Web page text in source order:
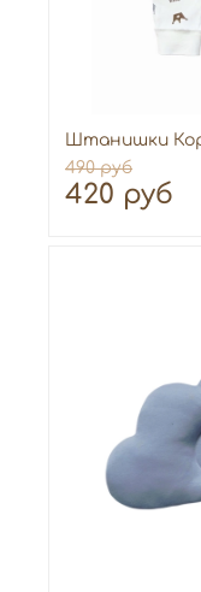
Штанишки
490 руб
420 руб